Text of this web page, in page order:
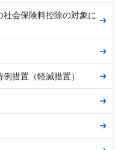
会保険料控除の対象に
措置（軽減措置）